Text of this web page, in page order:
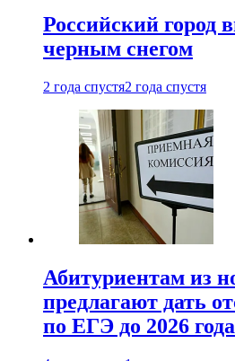
Российский город
черным снегом
2 года спустя2 года спустя
Абитуриентам из
предлагают дать
по ЕГЭ до 2026 года